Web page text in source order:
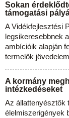
Sokan
támogatási
A Vidékfejlesztési
legsikeresebbnek
ambícióik alapján
termelők
A kormány
intézkedéseket
Az állattenyésztők
élelmiszerigények